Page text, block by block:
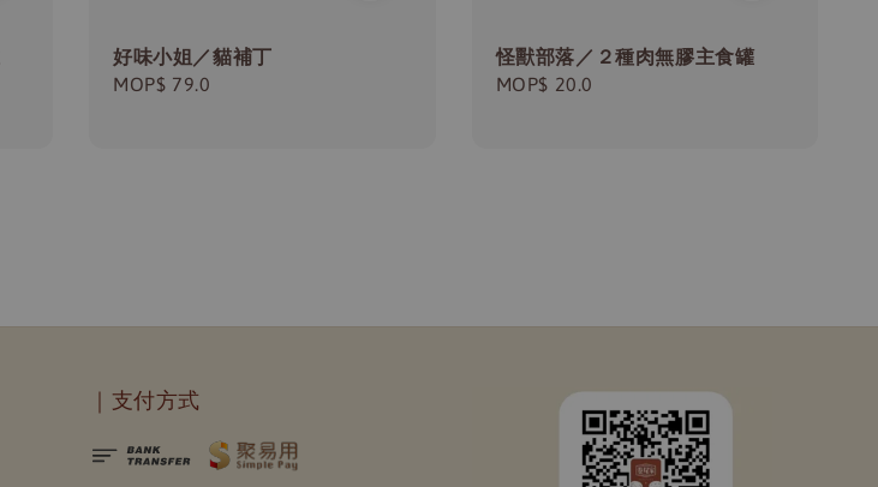
好味小姐／貓補丁
Regular
MOP$ 79.0
怪獸部落／２種肉無膠主食罐
Regular
MOP$ 20.0
｜支付方式